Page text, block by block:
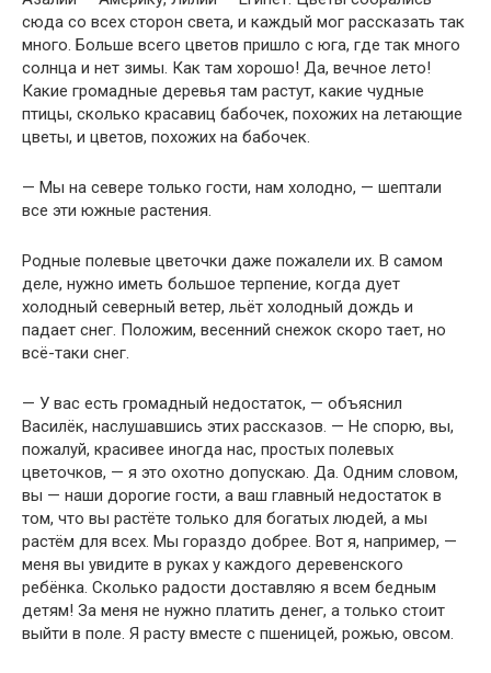
сюда со всех сторон света, и каждый мог рассказать так
много. Больше всего цветов пришло с юга, где так много
солнца и нет зимы. Как там хорошо! Да, вечное лето!
Какие громадные деревья там растут, какие чудные
птицы, сколько красавиц бабочек, похожих на летающие
цветы, и цветов, похожих на бабочек.
— Мы на севере только гости, нам холодно, — шептали
все эти южные растения.
Родные полевые цветочки даже пожалели их. В самом
деле, нужно иметь большое терпение, когда дует
холодный северный ветер, льёт холодный дождь и
падает снег. Положим, весенний снежок скоро тает, но
всё-таки снег.
— У вас есть громадный недостаток, — объяснил
Василёк, наслушавшись этих рассказов. — Не спорю, вы,
пожалуй, красивее иногда нас, простых полевых
цветочков, — я это охотно допускаю. Да. Одним словом,
вы — наши дорогие гости, а ваш главный недостаток в
том, что вы растёте только для богатых людей, а мы
растём для всех. Мы гораздо добрее. Вот я, например, —
меня вы увидите в руках у каждого деревенского
ребёнка. Сколько радости доставляю я всем бедным
детям! За меня не нужно платить денег, а только стоит
выйти в поле. Я расту вместе с пшеницей, рожью, овсом.